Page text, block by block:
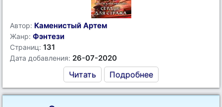
Автор: Каменистый Артем
Жанр: Фэнтези
Страниц: 131
Дата добавления: 26-07-2020
Читать Подробнее